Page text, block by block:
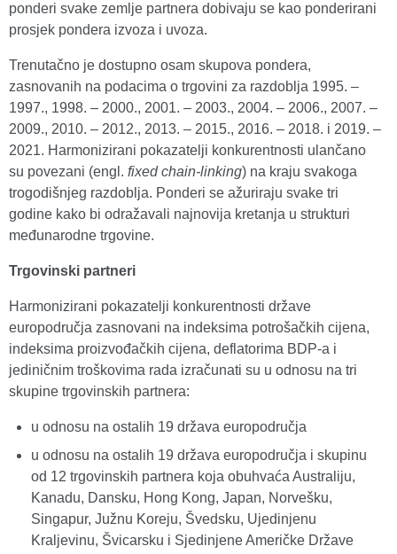
ponderi svake zemlje partnera dobivaju se kao ponderirani
prosjek pondera izvoza i uvoza.
Trenutačno je dostupno osam skupova pondera,
zasnovanih na podacima o trgovini za razdoblja 1995. –
1997., 1998. – 2000., 2001. – 2003., 2004. – 2006., 2007. –
2009., 2010. – 2012., 2013. – 2015., 2016. – 2018. i 2019. –
2021. Harmonizirani pokazatelji konkurentnosti ulančano
su povezani (engl. fixed chain‑linking) na kraju svakoga
trogodišnjeg razdoblja. Ponderi se ažuriraju svake tri
godine kako bi odražavali najnovija kretanja u strukturi
međunarodne trgovine.
Trgovinski partneri
Harmonizirani pokazatelji konkurentnosti države
europodručja zasnovani na indeksima potrošačkih cijena,
indeksima proizvođačkih cijena, deflatorima BDP‑a i
jediničnim troškovima rada izračunati su u odnosu na tri
skupine trgovinskih partnera:
u odnosu na ostalih 19 država europodručja
u odnosu na ostalih 19 država europodručja i skupinu
od 12 trgovinskih partnera koja obuhvaća Australiju,
Kanadu, Dansku, Hong Kong, Japan, Norvešku,
Singapur, Južnu Koreju, Švedsku, Ujedinjenu
Kraljevinu, Švicarsku i Sjedinjene Američke Države